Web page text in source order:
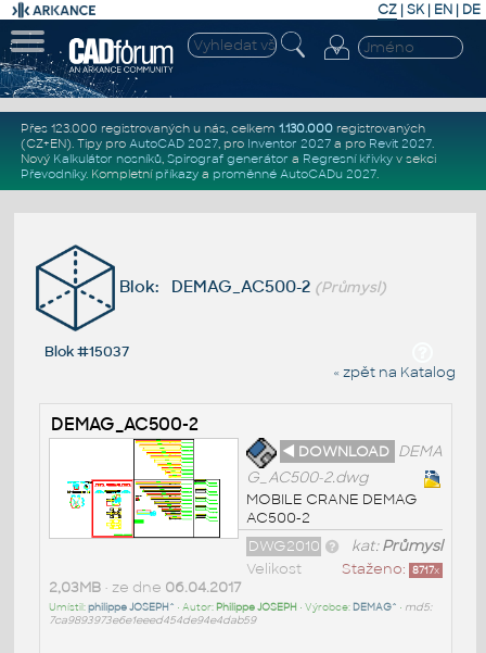
CZ | SK| EN | DE
Přes 123.000 registrovaných u nás, celkem 1.130.000registrovaných
(CZ+EN). Tipy pro AutoCAD 2027, pro Inventor 2027a pro Revit 2027.
Nový Kalkulátor nosníků, Spirograf generátor a Regresní křivkyv sekci
Převodníky. Kompletní příkazya proměnné AutoCADu 2027.
Blok: DEMAG_AC500-2 (Průmysl)
Blok #15037
« zpět na Katalog
DEMAG_AC500-2
◄ DOWNLOAD DEMA
G_AC500-2.dwg
MOBILE CRANE DEMAG
AC500-2
kat:Průmysl
DWG2010
Staženo: 8717x
Velikost
2,03MB• ze dne 06.04.2017
Umístil:philippe JOSEPH^ • Autor: Philippe JOSEPH • Výrobce: DEMAG^ • md5:
7ca9893973e6e1eeed454de94e4dab59